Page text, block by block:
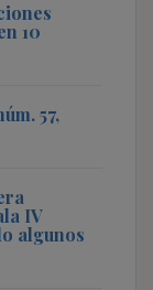
10
57,
IV
algunos